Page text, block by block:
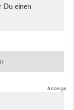
Du einen